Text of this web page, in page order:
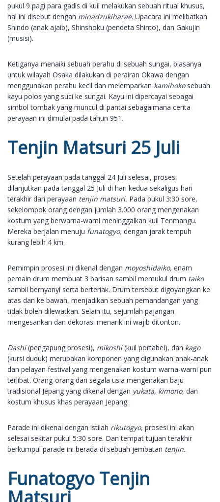
pukul 9 pagi para gadis di kuil melakukan sebuah ritual khusus,
hal ini disebut dengan minadzukiharae. Upacara ini melibatkan
Shindo (anak ajaib), Shinshoku (pendeta Shinto), dan Gakujin
(musisi).
Ketiganya menaiki sebuah perahu di sebuah sungai, biasanya
untuk wilayah Osaka dilakukan di perairan Okawa dengan
menggunakan perahu kecil dan melemparkan kamihoko sebuah
kayu polos yang suci ke sungai. Kayu ini dipercayai sebagai
simbol tombak yang muncul di pantai sebagaimana cerita
perayaan ini dimulai pada tahun 951.
Tenjin Matsuri 25 Juli
Setelah perayaan pada tanggal 24 Juli selesai, prosesi
dilanjutkan pada tanggal 25 Juli di hari kedua sekaligus hari
terakhir dari perayaan tenjin matsuri. Pada pukul 3:30 sore,
sekelompok orang dengan jumlah 3.000 orang mengenakan
kostum yang berwarna-warni meninggalkan kuil Tenmangu.
Mereka berjalan menuju funatogyo, dengan jarak tempuh
kurang lebih 4 km.
Pemimpin prosesi ini dikenal dengan moyoshidaiko, enam
pemain drum membuat 3 barisan sambil memukul drum taiko
sambil bernyanyi serta berteriak. Drum tersebut digoyangkan ke
atas dan ke bawah, menjadikan sebuah pemandangan yang
tidak boleh dilewatkan. Selain itu, sejumlah pajangan
mengesankan dan dekorasi menarik ini wajib ditonton.
Dashi(pengapung prosesi), mikoshi(kuil portabel), dan kago
(kursi duduk) merupakan komponen yang digunakan anak-anak
dan pelayan festival yang mengenakan kostum warna-warni pun
terlibat. Orang-orang dari segala usia mengenakan baju
tradisional Jepang yang dikenal dengan yukata, kimono, dan
kostum khusus khas perayaan Jepang.
Parade ini dikenal dengan istilah rikutogyo, prosesi ini akan
selesai sekitar pukul 5:30 sore. Dan tempat tujuan terakhir
berkumpul parade ini berada di sebuah jembatan tenjin.
Funatogyo Tenjin
Matsuri